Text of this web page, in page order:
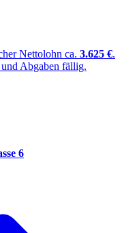
Nettolohn ca. 3.625 €.
Abgaben fällig.
6